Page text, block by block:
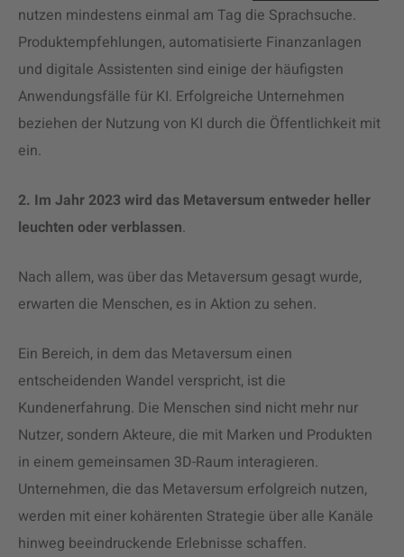
nutzen mindestens einmal am Tag die Sprachsuche.
Produktempfehlungen, automatisierte Finanzanlagen
und digitale Assistenten sind einige der häufigsten
Anwendungsfälle für KI. Erfolgreiche Unternehmen
beziehen der Nutzung von KI durch die Öffentlichkeit mit
ein.
2. Im Jahr 2023 wird das Metaversum entweder heller
leuchten oder verblassen.
Nach allem, was über das Metaversum gesagt wurde,
erwarten die Menschen, es in Aktion zu sehen.
Ein Bereich, in dem das Metaversum einen
entscheidenden Wandel verspricht, ist die
Kundenerfahrung. Die Menschen sind nicht mehr nur
Nutzer, sondern Akteure, die mit Marken und Produkten
in einem gemeinsamen 3D-Raum interagieren.
Unternehmen, die das Metaversum erfolgreich nutzen,
werden mit einer kohärenten Strategie über alle Kanäle
hinweg beeindruckende Erlebnisse schaffen.